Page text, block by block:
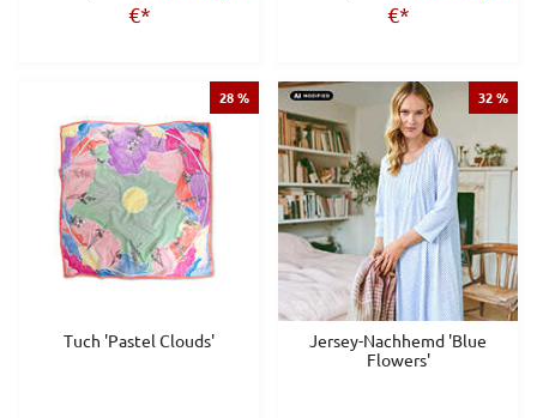
€*
€*
28 %
Tuch 'Pastel Clouds'
32 %
Jersey-Nachhemd 'Blue
Flowers'